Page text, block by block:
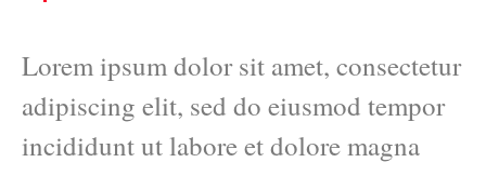
Lorem ipsum dolor sit amet, consectetur
adipiscing elit, sed do eiusmod tempor
incididunt ut labore et dolore magna